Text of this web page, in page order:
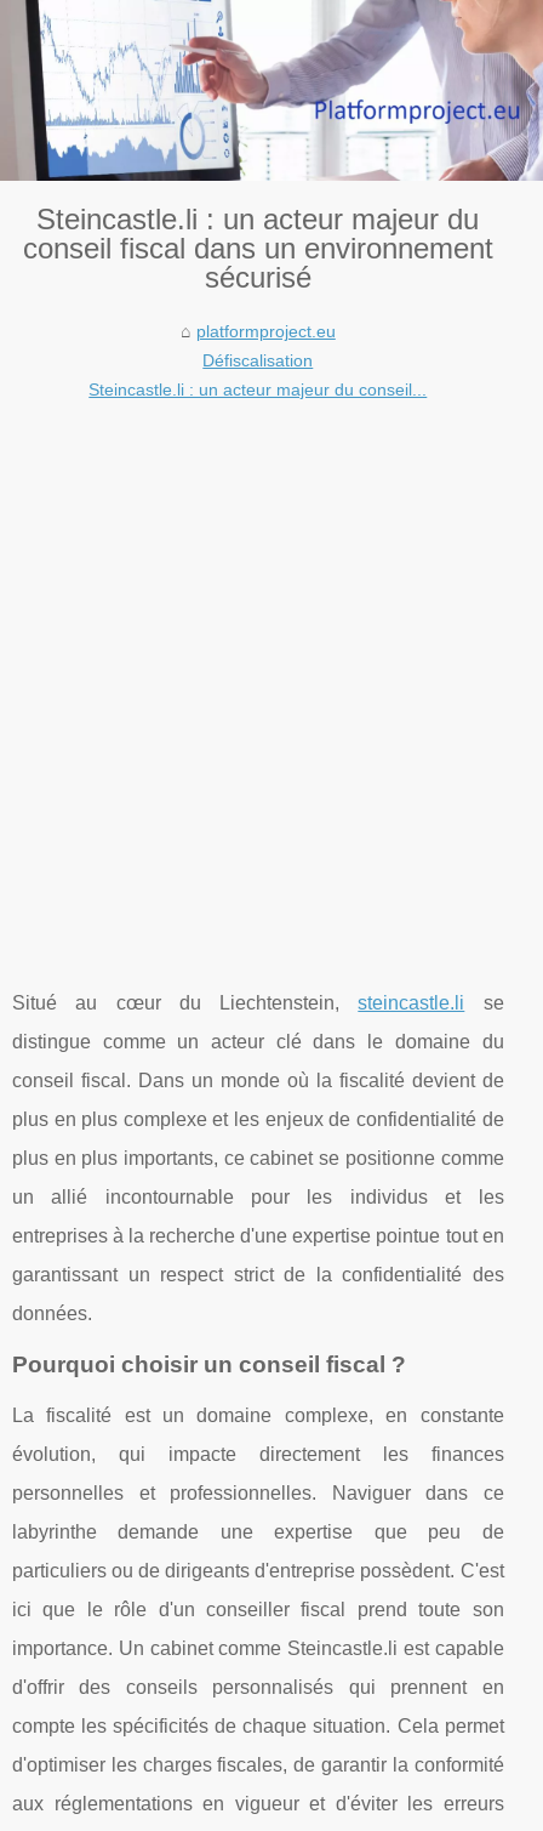
Steincastle.li : un acteur majeur du
conseil fiscal dans un environnement
sécurisé
platformproject.eu
Défiscalisation
Steincastle.li : un acteur majeur du conseil...
Situé au cœur du Liechtenstein,steincastle.li se
distingue comme un acteur clé dans le domaine du
conseil fiscal. Dans un monde où la fiscalité devient de
plus en plus complexe et les enjeux de confidentialité de
plus en plus importants, ce cabinet se positionne comme
un allié incontournable pour les individus et les
entreprises à la recherche d'une expertise pointue tout en
garantissant un respect strict de la confidentialité des
données.
Pourquoi choisir un conseil fiscal ?
La fiscalité est un domaine complexe, en constante
évolution, qui impacte directement les finances
personnelles et professionnelles. Naviguer dans ce
labyrinthe demande une expertise que peu de
particuliers ou de dirigeants d'entreprise possèdent. C'est
ici que le rôle d'un conseiller fiscal prend toute son
importance. Un cabinet comme Steincastle.li est capable
d'offrir des conseils personnalisés qui prennent en
compte les spécificités de chaque situation. Cela permet
d'optimiser les charges fiscales, de garantir la conformité
aux réglementations en vigueur et d'éviter les erreurs